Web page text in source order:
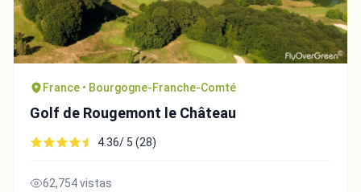
France • Bourgogne-Franche-Comté
Golf de Rougemont le Château
4.36/ 5 (28)
62,754 vistas